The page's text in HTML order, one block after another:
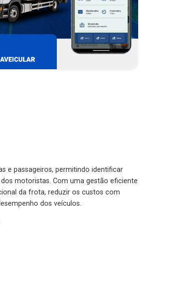
e passageiros, permitindo identificar
motoristas. Com uma gestão eficiente
da frota, reduzir os custos com
dos veículos.